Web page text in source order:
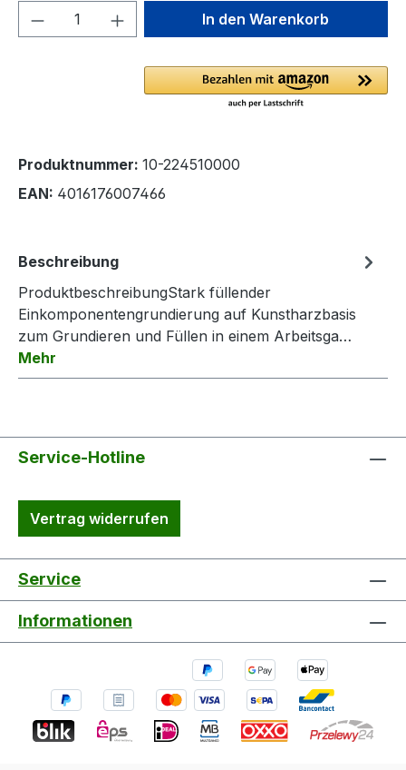
Produkt Anzahl: Gib denIn den Warenkorb
Produktnummer: 10-224510000
EAN: 4016176007466
Beschreibung
ProduktbeschreibungStark füllender
Einkomponentengrundierung auf Kunstharzbasis
zum Grundieren und Füllen in einem Arbeitsga…
Mehr
Service-Hotline
Vertrag widerrufen
Service
Informationen